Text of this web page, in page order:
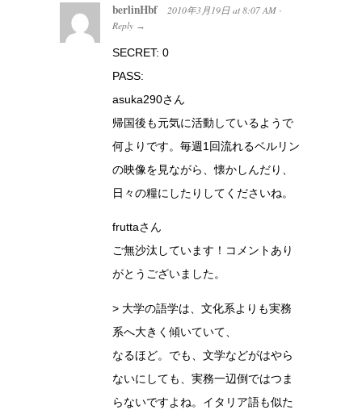
berlinHbf 2010年3月19日 at 8:07 AM ·
Reply →
SECRET: 0
PASS:
asuka290さん
帰国後も元気に活動しているようで
何よりです。毎週1回流れるベルリン
の映像を見ながら、懐かしんだり、
日々の糧にしたりしてくださいね。
fruttaさん
ご無沙汰しています！コメントあり
がとうございました。
> 大学の語学は、文化系よりも実務
系へ大きく傾いていて、
なるほど。でも、文学などがはやら
ないにしても、実務一辺倒ではつま
らないですよね。イタリア語も似た